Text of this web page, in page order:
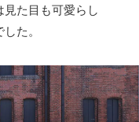
た目も可愛らし
た。